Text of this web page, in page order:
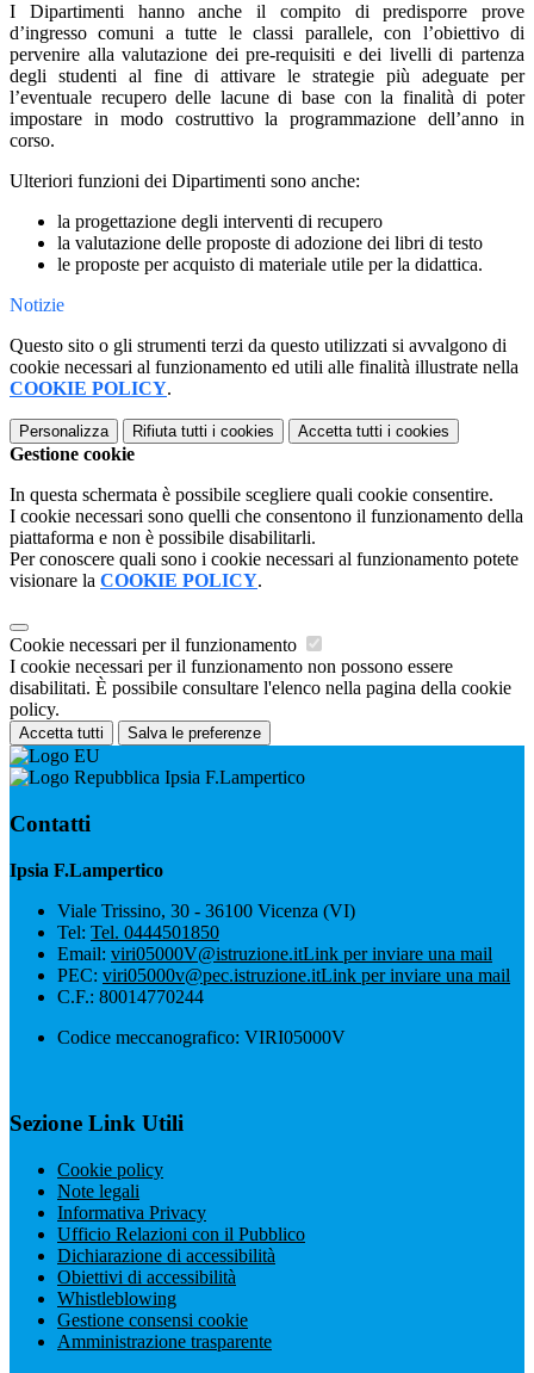
I Dipartimenti hanno anche il compito di predisporre prove
d’ingresso comuni a tutte le classi parallele, con l’obiettivo di
pervenire alla valutazione dei pre-requisiti e dei livelli di partenza
degli studenti al fine di attivare le strategie più adeguate per
l’eventuale recupero delle lacune di base con la finalità di poter
impostare in modo costruttivo la programmazione dell’anno in
corso.
Ulteriori funzioni dei Dipartimenti sono anche:
la progettazione degli interventi di recupero
la valutazione delle proposte di adozione dei libri di testo
le proposte per acquisto di materiale utile per la didattica.
Notizie
Questo sito o gli strumenti terzi da questo utilizzati si avvalgono di
cookie necessari al funzionamento ed utili alle finalità illustrate nella
COOKIE POLICY.
Personalizza Rifiuta tutti i cookies Accetta tutti i cookies
Gestione cookie
In questa schermata è possibile scegliere quali cookie consentire.
I cookie necessari sono quelli che consentono il funzionamento della
piattaforma e non è possibile disabilitarli.
Per conoscere quali sono i cookie necessari al funzionamento potete
visionare la COOKIE POLICY.
Cookie necessari per il funzionamento
I cookie necessari per il funzionamento non possono essere
disabilitati. È possibile consultare l'elenco nella pagina della cookie
policy.
Accetta tutti Salva le preferenze
Ipsia F.Lampertico
Contatti
Ipsia F.Lampertico
Viale Trissino, 30 - 36100 Vicenza (VI)
Tel: Tel. 0444501850
Email: viri05000V@istruzione.itLink per inviare una mail
PEC: viri05000v@pec.istruzione.itLink per inviare una mail
C.F.: 80014770244
Codice meccanografico: VIRI05000V
Sezione Link Utili
Cookie policy
Note legali
Informativa Privacy
Ufficio Relazioni con il Pubblico
Dichiarazione di accessibilità
Obiettivi di accessibilità
Whistleblowing
Gestione consensi cookie
Amministrazione trasparente